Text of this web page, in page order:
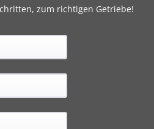
zum richtigen Getriebe!